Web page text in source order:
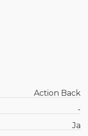
Action Back
-
Ja